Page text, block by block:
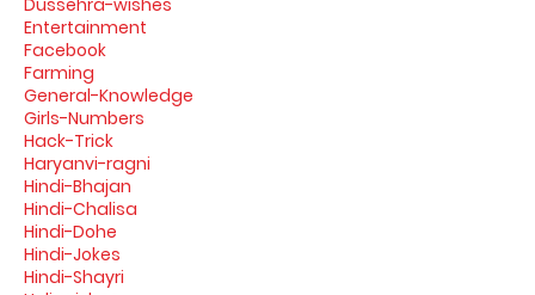
Entertainment
Facebook
Farming
General-Knowledge
Girls-Numbers
Hack-Trick
Haryanvi-ragni
Hindi-Bhajan
Hindi-Chalisa
Hindi-Dohe
Hindi-Jokes
Hindi-Shayri